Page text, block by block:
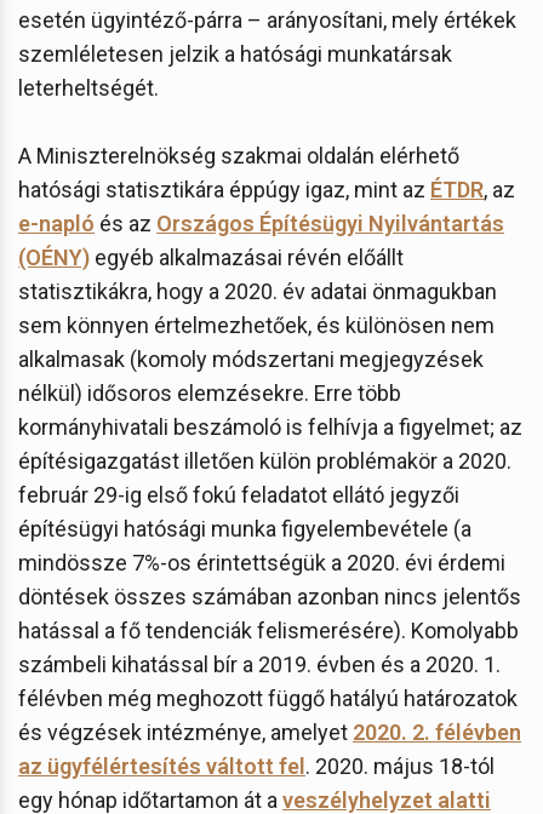
esetén ügyintéző-párra – arányosítani, mely értékek
szemléletesen jelzik a hatósági munkatársak
leterheltségét.
A Miniszterelnökség szakmai oldalán elérhető
hatósági statisztikára éppúgy igaz, mint az ÉTDR, az
e-napló és az Országos Építésügyi Nyilvántartás
(OÉNY) egyéb alkalmazásai révén előállt
statisztikákra, hogy a 2020. év adatai önmagukban
sem könnyen értelmezhetőek, és különösen nem
alkalmasak (komoly módszertani megjegyzések
nélkül) idősoros elemzésekre. Erre több
kormányhivatali beszámoló is felhívja a figyelmet; az
építésigazgatást illetően külön problémakör a 2020.
február 29-ig első fokú feladatot ellátó jegyzői
építésügyi hatósági munka figyelembevétele (a
mindössze 7%-os érintettségük a 2020. évi érdemi
döntések összes számában azonban nincs jelentős
hatással a fő tendenciák felismerésére). Komolyabb
számbeli kihatással bír a 2019. évben és a 2020. 1.
félévben még meghozott függő hatályú határozatok
és végzések intézménye, amelyet 2020. 2. félévben
az ügyfélértesítés váltott fel. 2020. május 18-tól
egy hónap időtartamon át a veszélyhelyzet alatti